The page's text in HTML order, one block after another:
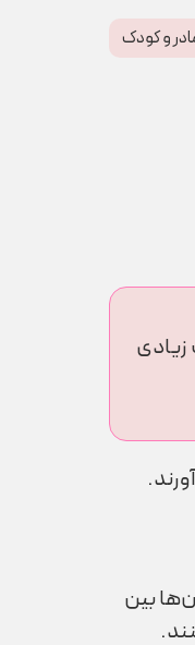
و کودک
دندان‌ها بین